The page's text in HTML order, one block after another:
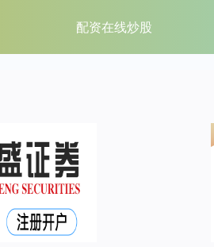
配资在线炒股